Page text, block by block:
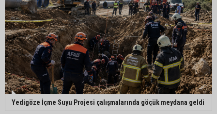
MHP Adana İl Başkanı Hakan Yıldırım:
“Liderimize dil uzatmak sizin haddinize değildir”
Adanalı 13 yaşındaki Ela Nur şelalede hayatını
kaybetti
Adanalı NASA astronotu Deniz Burnham uzaya
Yedigöze İçme Suyu Projesi çalışmalarında göçük meydana geldi